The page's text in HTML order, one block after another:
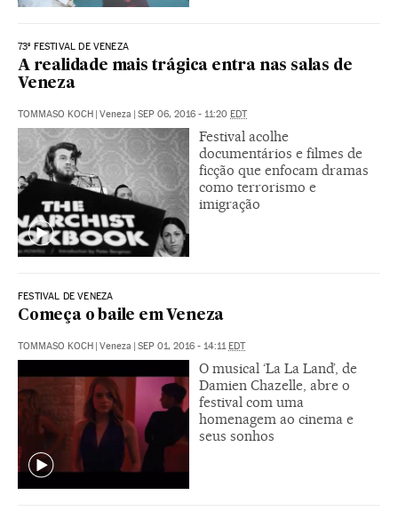
73º FESTIVAL DE VENEZA
A realidade mais trágica entra nas salas de
Veneza
TOMMASO KOCH Veneza SEP 06, 2016 - 11:20 EDT
Festival acolhe
documentários e filmes de
ficção que enfocam dramas
como terrorismo e
imigração
FESTIVAL DE VENEZA
Começa o baile em Veneza
TOMMASO KOCH Veneza SEP 01, 2016 - 14:11 EDT
O musical ‘La La Land’, de
Damien Chazelle, abre o
festival com uma
homenagem ao cinema e
seus sonhos